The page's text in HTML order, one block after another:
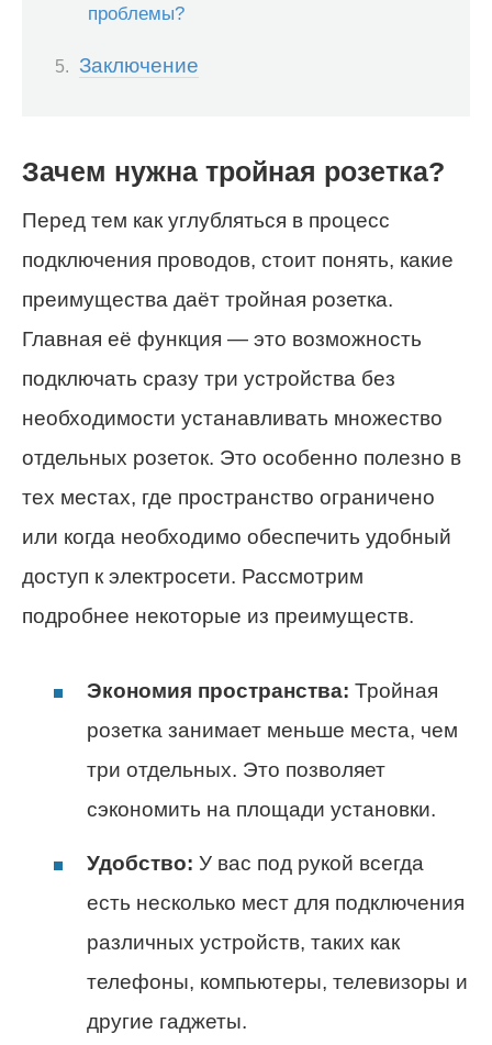
проблемы?
Заключение
Зачем нужна тройная розетка?
Перед тем как углубляться в процесс
подключения проводов, стоит понять, какие
преимущества даёт тройная розетка.
Главная её функция — это возможность
подключать сразу три устройства без
необходимости устанавливать множество
отдельных розеток. Это особенно полезно в
тех местах, где пространство ограничено
или когда необходимо обеспечить удобный
доступ к электросети. Рассмотрим
подробнее некоторые из преимуществ.
Экономия пространства: Тройная
розетка занимает меньше места, чем
три отдельных. Это позволяет
сэкономить на площади установки.
Удобство: У вас под рукой всегда
есть несколько мест для подключения
различных устройств, таких как
телефоны, компьютеры, телевизоры и
другие гаджеты.